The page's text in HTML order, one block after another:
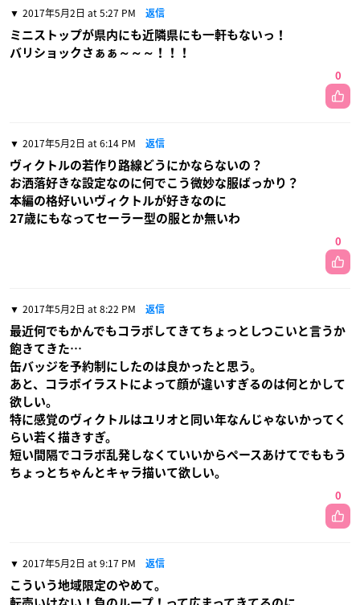
2017年5月2日 at 5:27 PM 返信
ミニストップが県内にも近隣県にも一軒もないっ！
バリショックさぁぁ～～～！！！
0
2017年5月2日 at 6:14 PM 返信
ヴィクトルの若作り路線どうにかならないの？
お洒落好きな設定なのに何でこう微妙な服ばっかり？
本編の格好いいヴィクトルが好きなのに
27歳にもなってセーラー型の服とか無いわ
0
2017年5月2日 at 8:22 PM 返信
最近何でもかんでもコラボしてきてちょっとしつこいと言うか
飽きてきた…
缶バッジを予約制にしたのは良かったと思う。
あと、コラボイラストによって顔が違いすぎるのは何とかして
欲しい。
特に感覚のヴィクトルはユリオと同い年なんじゃないかってく
らい若く描きすぎ。
短い間隔でコラボ乱発しなくていいからペースあけてでももう
ちょっとちゃんとキャラ描いて欲しい。
0
2017年5月2日 at 9:17 PM 返信
こういう地域限定のやめて。